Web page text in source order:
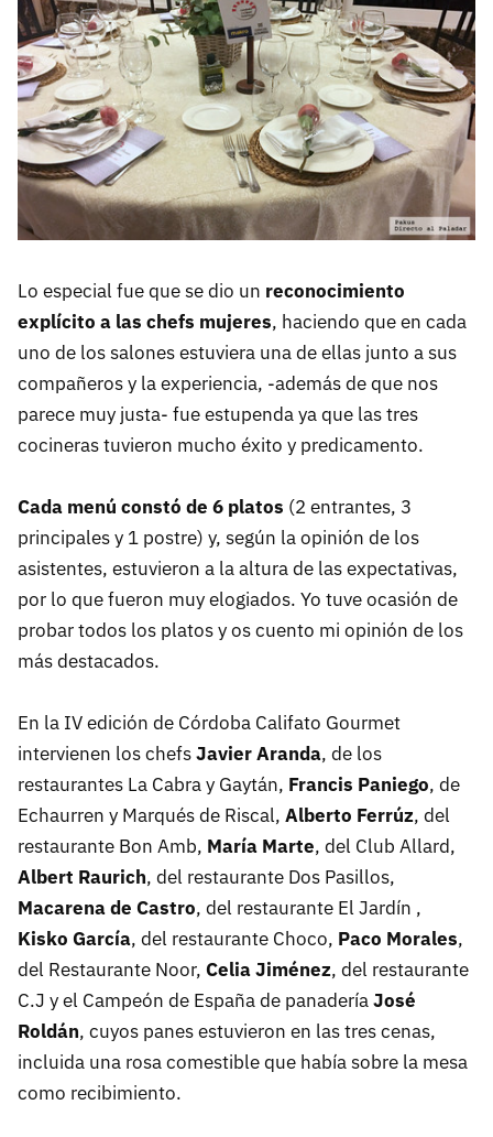
Lo especial fue que se dio un reconocimiento
explícito a las chefs mujeres, haciendo que en cada
uno de los salones estuviera una de ellas junto a sus
compañeros y la experiencia, -además de que nos
parece muy justa- fue estupenda ya que las tres
cocineras tuvieron mucho éxito y predicamento.
Cada menú constó de 6 platos (2 entrantes, 3
principales y 1 postre) y, según la opinión de los
asistentes, estuvieron a la altura de las expectativas,
por lo que fueron muy elogiados. Yo tuve ocasión de
probar todos los platos y os cuento mi opinión de los
más destacados.
En la IV edición de Córdoba Califato Gourmet
intervienen los chefsJavier Aranda, de los
restaurantes La Cabra y Gaytán, Francis Paniego, de
Echaurren y Marqués de Riscal, Alberto Ferrúz, del
restaurante Bon Amb, María Marte, del Club Allard,
Albert Raurich, del restaurante Dos Pasillos,
Macarena de Castro, del restaurante El Jardín ,
Kisko García, del restaurante Choco, Paco Morales,
del Restaurante Noor, Celia Jiménez, del restaurante
C.J y el Campeón de España de panaderíaJosé
Roldán, cuyos panes estuvieron en las tres cenas,
incluida una rosa comestible que había sobre la mesa
como recibimiento.